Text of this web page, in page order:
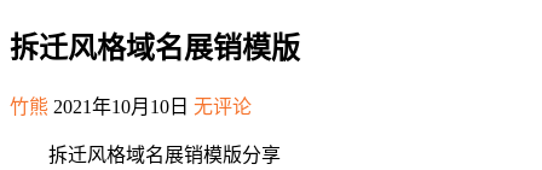
拆迁风格域名展销模版
竹熊 2021年10月10日 无评论
拆迁风格域名展销模版分享